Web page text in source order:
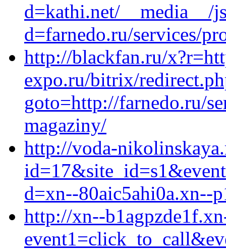
d=kathi.net/__media__/
d=farnedo.ru/services/
http://blackfan.ru/
expo.ru/bitrix/
goto=http://farnedo.ru/
magaziny/
http://voda-
d=xn--80aic5ahi0a.xn--
http://xn--